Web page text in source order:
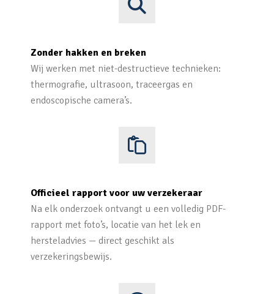
Zonder hakken en breken
Wij werken met niet-destructieve technieken:
thermografie, ultrasoon, traceergas en
endoscopische camera’s.
Officieel rapport voor uw verzekeraar
Na elk onderzoek ontvangt u een volledig PDF-
rapport met foto’s, locatie van het lek en
hersteladvies — direct geschikt als
verzekeringsbewijs.